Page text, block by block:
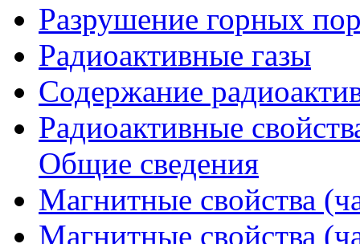
Разрушение горных
Радиоактивные газы
Содержание
Радиоактивные
Общие сведения
Магнитные свойства
Магнитные свойства